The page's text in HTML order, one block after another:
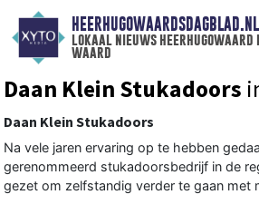
HEERHUGOWAARDSDAGBLAD.NL
lokaal nieuws heerhugowaard
waard
Daan Klein Stukadoors
Daan Klein Stukadoors
Na vele jaren ervaring op te hebben
gerenommeerd stukadoorsbedrijf in de
gezet om zelfstandig verder te gaan met